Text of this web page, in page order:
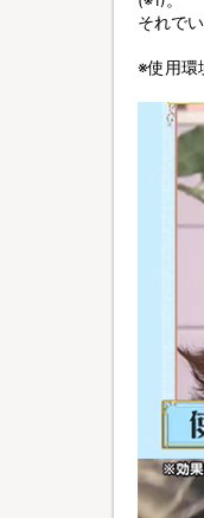
それで
※使用環